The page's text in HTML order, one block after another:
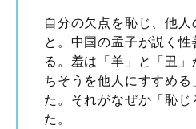
自分の欠点を恥じ、他人
と。中国の孟子が説く
る。羞は「羊」と「丑
ちそうを他人にすすめ
た。それがなぜか「恥
た。